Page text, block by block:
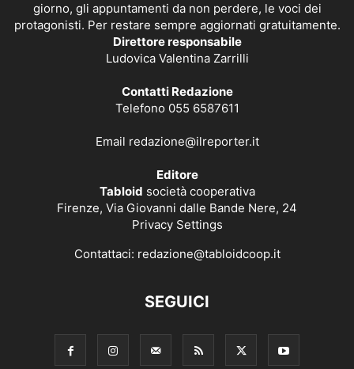
giorno, gli appuntamenti da non perdere, le voci dei
protagonisti. Per restare sempre aggiornati gratuitamente.
Direttore responsabile
Ludovica Valentina Zarrilli
Contatti Redazione
Telefono 055 6587611
Email redazione@ilreporter.it
Editore
Tabloid società cooperativa
Firenze, Via Giovanni dalle Bande Nere, 24
Privacy Settings
Contattaci: redazione@tabloidcoop.it
SEGUICI